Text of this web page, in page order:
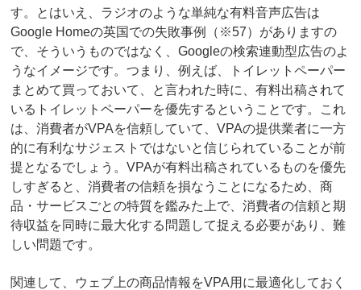
す。とはいえ、ラジオのような単純な有料音声広告は
Google Homeの英国での失敗事例（※57）がありますの
で、そういうものではなく、Googleの検索連動型広告のよ
うなイメージです。つまり、例えば、トイレットペーパー
まとめて買っておいて、と言われた時に、有料出稿されて
いるトイレットペーパーを優先するということです。これ
は、消費者がVPAを信頼していて、VPAの提供業者に一方
的に有利なサジェストではないと信じられていることが前
提となるでしょう。VPAが有料出稿されているものを優先
しすぎると、消費者の信頼を損なうことになるため、商
品・サービスごとの特質を鑑みた上で、消費者の信頼と期
待収益を同時に最大化する問題して捉える必要があり、難
しい問題です。
関連して、ウェブ上の商品情報をVPA用に最適化しておく